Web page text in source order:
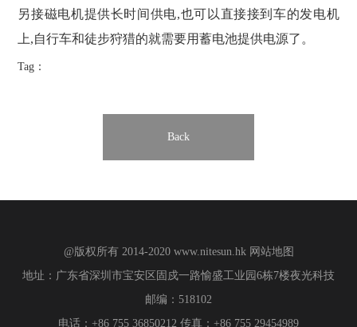
另接磁电机提供长时间供电,也可以直接接到车的发电机
上,自行车和徒步狩猎的就需要用蓄电池提供电源了。
Tag：
Back
@版权所有 2014-2020 www.nitesun.hk 网站地图
地址：广东省深圳市宝安区固戍一路愉盛工业园6栋7楼夜光科技
邮编：518102
电话：+86 755 36850212 传真：+86 755 29454989